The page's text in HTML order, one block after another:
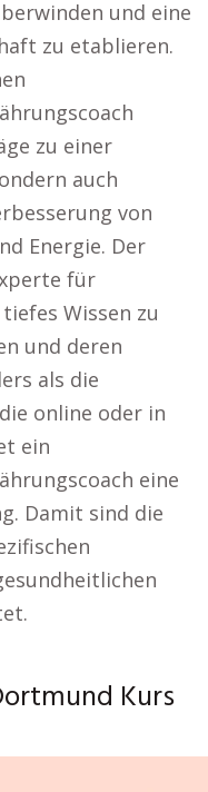
und eine
zu etablieren.
zu einer
auch
von
Energie. Der
für
Wissen zu
und deren
als die
online oder in
ein
eine
Damit sind die
Kurs